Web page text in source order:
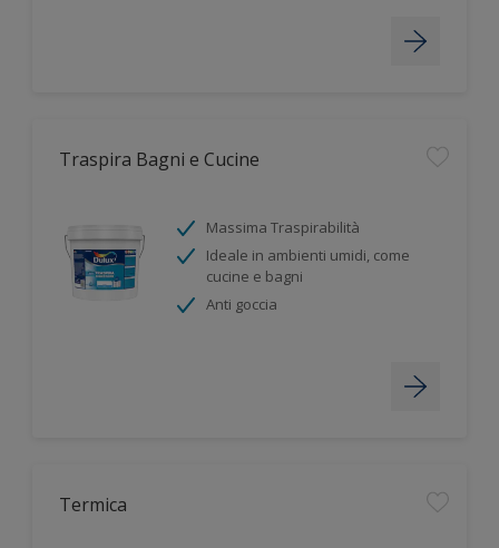
Traspira Bagni e Cucine
Massima Traspirabilità
Ideale in ambienti umidi, come
cucine e bagni
Anti goccia
Termica